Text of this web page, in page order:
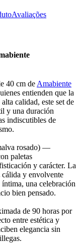
Avaliações
40 cm de Amabiente
entienden que la
calidad, este set de
y una duración
indiscutibles de
rosado) —
paletas
y carácter. La
y envolvente
una celebración
bien pensado.
de 90 horas por
entre estética y
elegancia sin